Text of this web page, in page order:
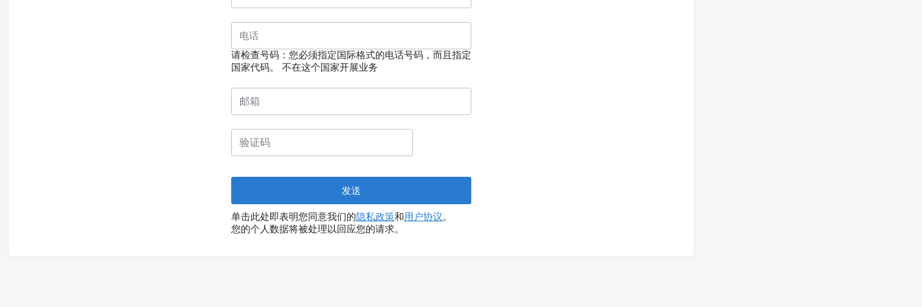
请检查号码：您必须指定国际格式的电话号码，而且指定
国家代码。
不在这个国家开展业务
单击此处即表明您同意我们的隐私政策和用户协议。
您的个人数据将被处理以回应您的请求。